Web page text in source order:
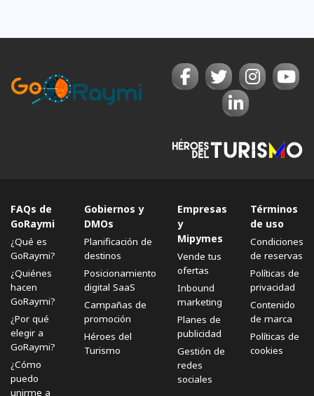
FAQs de
GoRaymi
¿Qué es
GoRaymi?
¿Quiénes
hacen
GoRaymi?
¿Por qué
elegir a
GoRaymi?
¿Cómo
puedo
unirme a
Gobiernos y
DMOs
Planificación de
destinos
Posicionamiento
digital SaaS
Campañas de
promoción
Héroes del
Turismo
Empresas
y
Mipymes
Vende tus
ofertas
Inbound
marketing
Planes de
publicidad
Gestión de
redes
sociales
Términos
de uso
Condiciones
de reservas
Políticas de
privacidad
Contenido
de marca
Políticas de
cookies